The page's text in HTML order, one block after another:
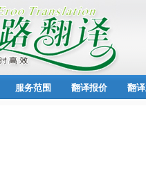
服务范围 翻译报价 翻